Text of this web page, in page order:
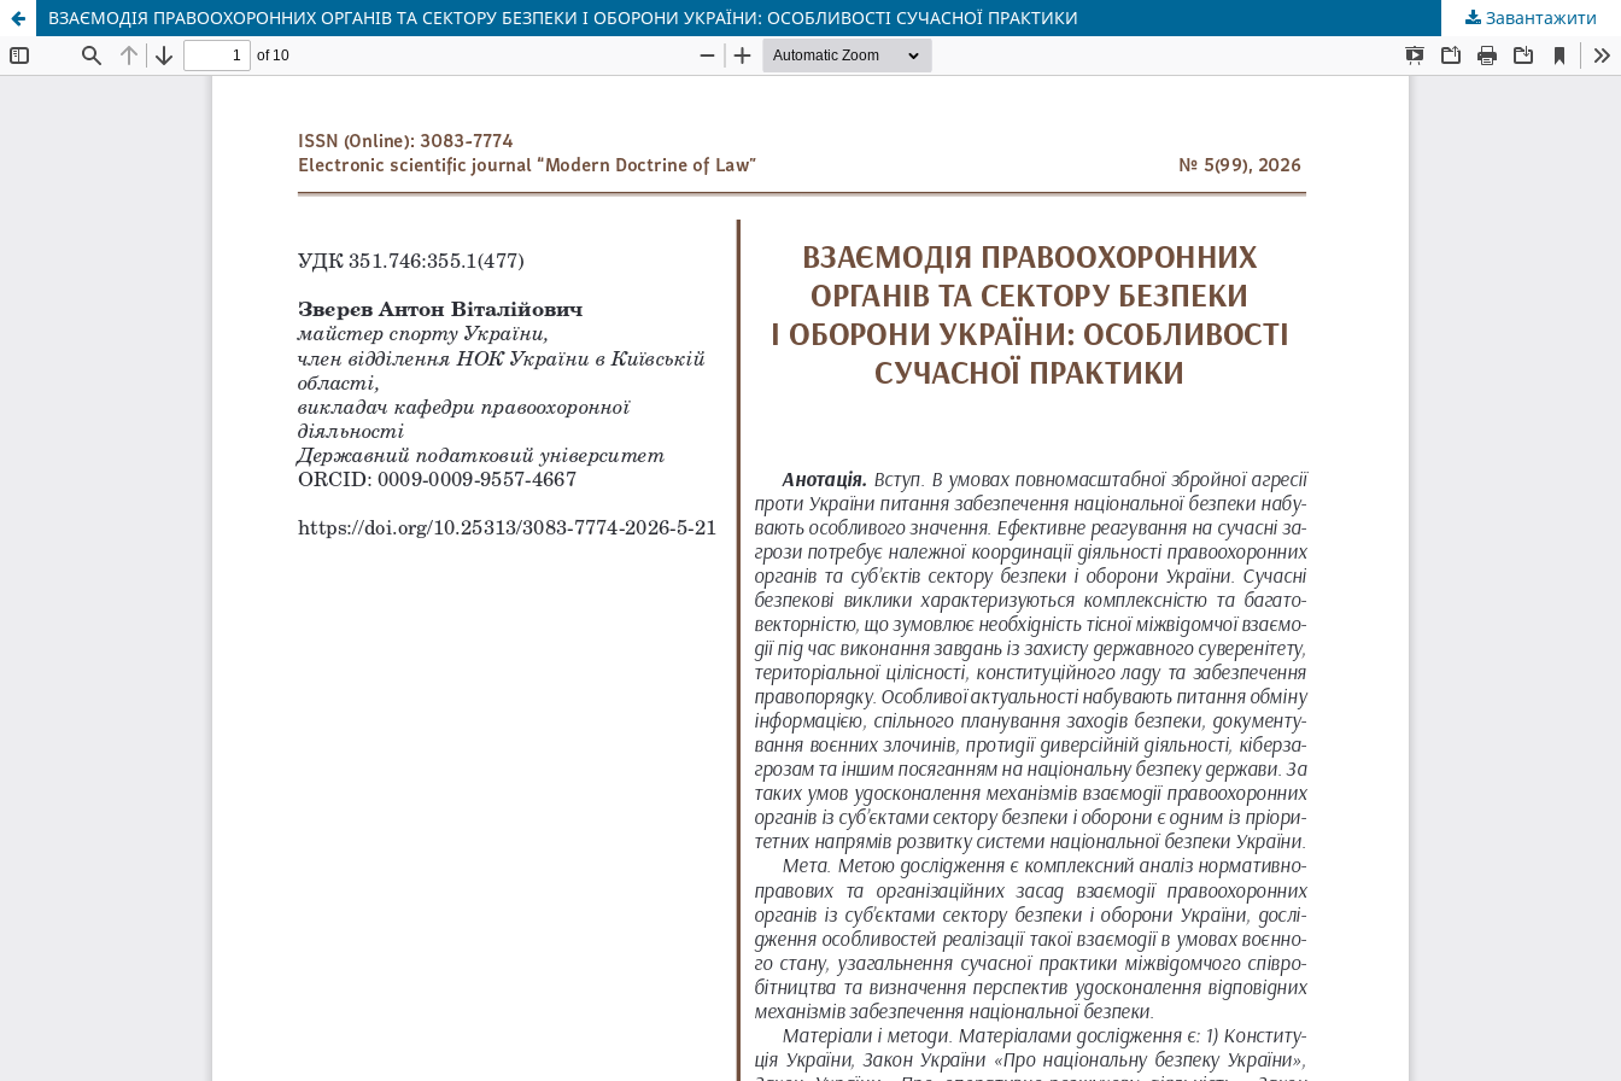
ВЗАЄМОДІЯ ПРАВООХОРОННИХ ОРГАНІВ ТА СЕКТОРУ БЕЗПЕКИ І ОБОРОНИ УКРАЇНИ: ОСОБЛИВОСТІ СУЧАСНОЇ ПРАКТИКИ Завантажити